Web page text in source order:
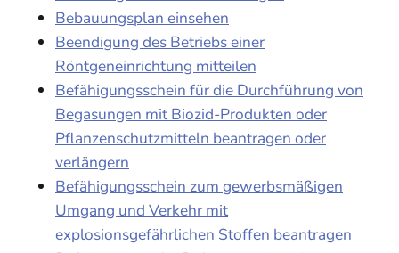
Bebauungsplan einsehen
Beendigung des Betriebs einer
Röntgeneinrichtung mitteilen
Befähigungsschein für die Durchführung von
Begasungen mit Biozid-Produkten oder
Pflanzenschutzmitteln beantragen oder
verlängern
Befähigungsschein zum gewerbsmäßigen
Umgang und Verkehr mit
explosionsgefährlichen Stoffen beantragen